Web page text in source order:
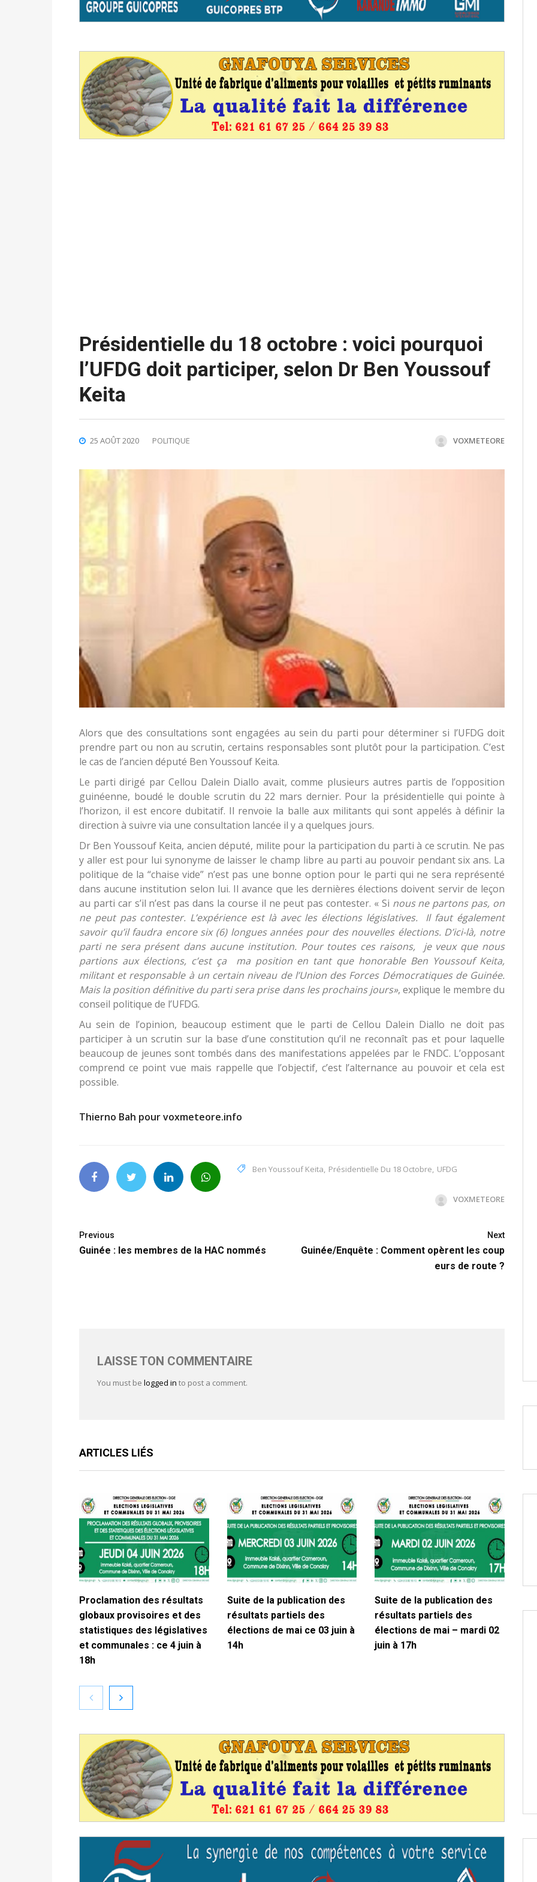
du 16 au 31 mai 2026
avant le 16 mai 2026 à 16h
Politique-Proclamation des résultats globaux provisoires et des
statistiques des législatives et communales : ce 4 juin à 18h
Politique-Suite de la publication des résultats partiels des élections de mai
Présidentielle du 18 octobre : voici pourquoi
l’UFDG doit participer, selon Dr Ben Youssouf
Keita
25 AOÛT 2020 POLITIQUE VOXMETEORE
Alors que des consultations sont engagées au sein du parti pour déterminer si l’UFDG doit
prendre part ou non au scrutin, certains responsables sont plutôt pour la participation. C’est
le cas de l’ancien député Ben Youssouf Keita.
Le parti dirigé par Cellou Dalein Diallo avait, comme plusieurs autres partis de l’opposition
guinéenne, boudé le double scrutin du 22 mars dernier. Pour la présidentielle qui pointe à
l’horizon, il est encore dubitatif. Il renvoie la balle aux militants qui sont appelés à définir la
direction à suivre via une consultation lancée il y a quelques jours.
Dr Ben Youssouf Keita, ancien député, milite pour la participation du parti à ce scrutin. Ne pas
y aller est pour lui synonyme de laisser le champ libre au parti au pouvoir pendant six ans. La
politique de la “chaise vide” n’est pas une bonne option pour le parti qui ne sera représenté
dans aucune institution selon lui. Il avance que les dernières élections doivent servir de leçon
au parti car s’il n’est pas dans la course il ne peut pas contester. « Si nous ne partons pas, on
ne peut pas contester. L’expérience est là avec les élections législatives. Il faut également
savoir qu’il faudra encore six (6) longues années pour des nouvelles élections. D’ici-là, notre
parti ne sera présent dans aucune institution. Pour toutes ces raisons, je veux que nous
partions aux élections, c’est ça ma position en tant que honorable Ben Youssouf Keita,
militant et responsable à un certain niveau de l’Union des Forces Démocratiques de Guinée.
Mais la position définitive du parti sera prise dans les prochains jours», explique le membre du
conseil politique de l’UFDG.
Au sein de l’opinion, beaucoup estiment que le parti de Cellou Dalein Diallo ne doit pas
participer à un scrutin sur la base d’une constitution qu’il ne reconnaît pas et pour laquelle
beaucoup de jeunes sont tombés dans des manifestations appelées par le FNDC. L’opposant
comprend ce point vue mais rappelle que l’objectif, c’est l’alternance au pouvoir et cela est
possible.
Thierno Bah pour voxmeteore.info
Ben Youssouf Keita, Présidentielle Du 18 Octobre, UFDG
VOXMETEORE
Previous
Guinée : les membres de la HAC nommés
Next
Guinée/Enquête : Comment opèrent les coup
eurs de route ?
LAISSE TON COMMENTAIRE
You must be logged in to post a comment.
ARTICLES LIÉS
Proclamation des résultats
globaux provisoires et des
statistiques des législatives
et communales : ce 4 juin à
18h
Suite de la publication des
résultats partiels des
élections de mai ce 03 juin à
14h
Suite de la publication des
résultats partiels des
élections de mai – mardi 02
juin à 17h